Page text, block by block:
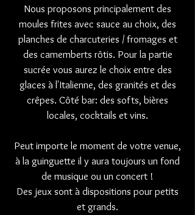
Nous proposons principalement des
moules frites avec sauce au choix, des
planches de charcuteries / fromages et
des camemberts rôtis. Pour la partie
sucrée vous aurez le choix entre des
glaces à l'Italienne, des granités et des
crêpes. Côté bar: des softs, bières
locales, cocktails et vins.
Peut importe le moment de votre venue,
à la guinguette il y aura toujours un fond
de musique ou un concert !
Des jeux sont à dispositions pour petits
et grands.